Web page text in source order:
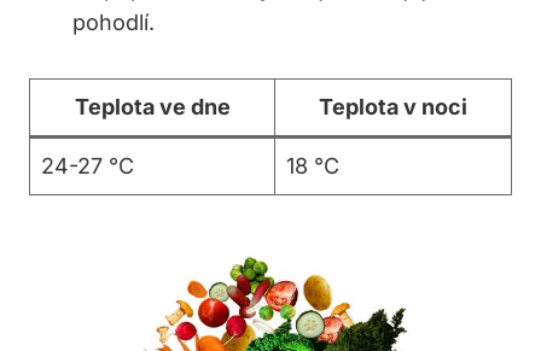
pohodlí.
Teplota ve dne Teplota v noci
24-27 °C 18 °C